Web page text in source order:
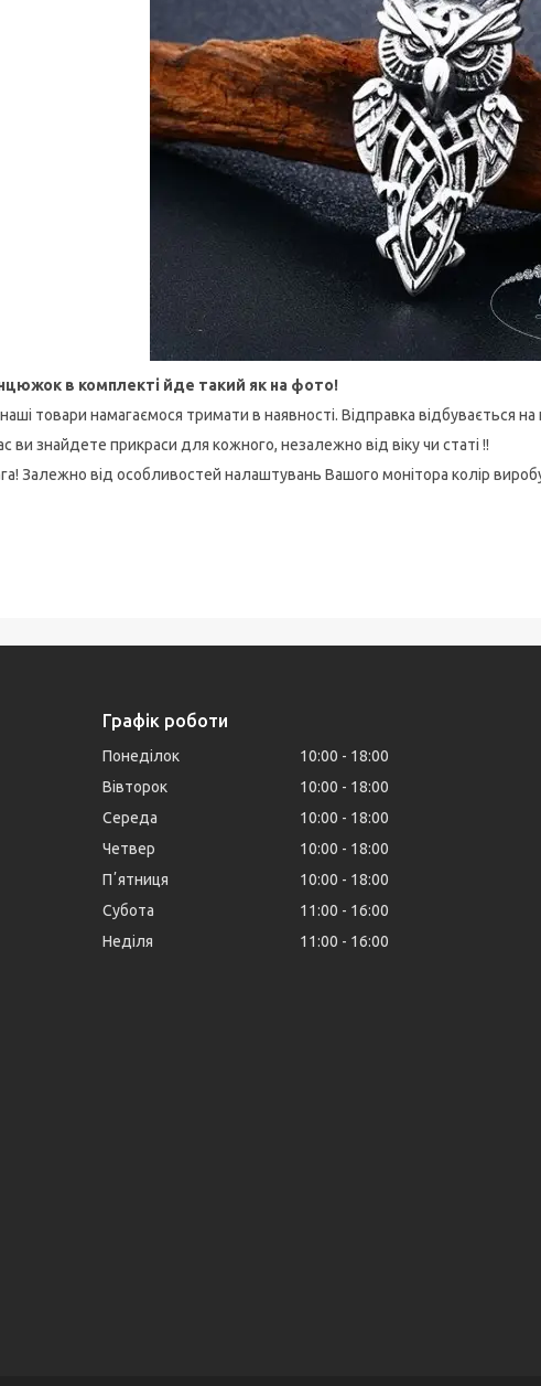
в комплекті йде такий як на фото!
наші товари намагаємося тримати в наявності. Відправка відбувається
ви знайдете прикраси для кожного, незалежно від віку чи статі !!
Залежно від особливостей налаштувань Вашого монітора колір
Графік роботи
Понеділок 10:00
18:00
Вівторок
10:00
18:00
Середа
10:00
18:00
Четвер
10:00
18:00
Пʼятниця
10:00
18:00
Субота
11:00
16:00
Неділя
11:00 16:00